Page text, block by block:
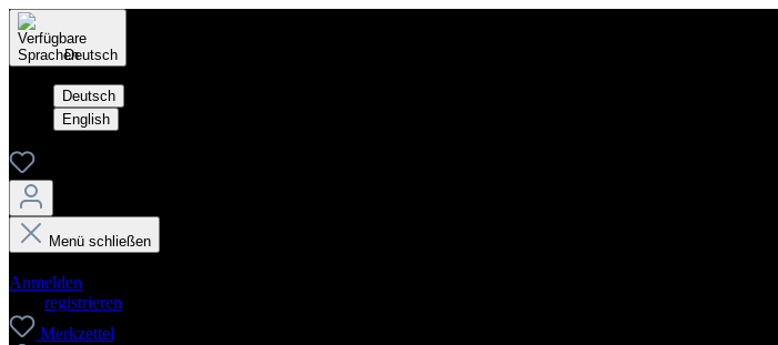
Deutsch
Deutsch
English
Menü schließen
Anmelden
registrieren
Merkzettel